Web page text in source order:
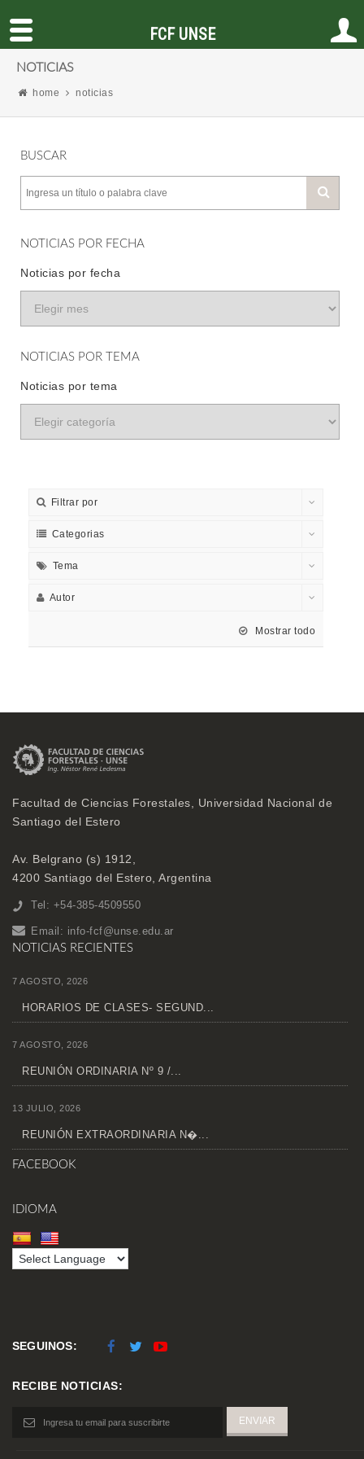
NOTICIAS
home noticias
BUSCAR
NOTICIAS POR FECHA
Noticias por fecha
NOTICIAS POR TEMA
Noticias por tema
Filtrar por
Categorias
Tema
Autor
Mostrar todo
Facultad de Ciencias Forestales, Universidad Nacional de
Santiago del Estero
Av. Belgrano (s) 1912,
4200 Santiago del Estero, Argentina
Tel: +54-385-4509550
Email: info-fcf@unse.edu.ar
NOTICIAS RECIENTES
7 AGOSTO, 2026
HORARIOS DE CLASES- SEGUND...
7 AGOSTO, 2026
REUNIÓN ORDINARIA Nº 9 /...
13 JULIO, 2026
REUNIÓN EXTRAORDINARIA N�...
FACEBOOK
IDIOMA
SEGUINOS:
RECIBE NOTICIAS:
FCF UNSE